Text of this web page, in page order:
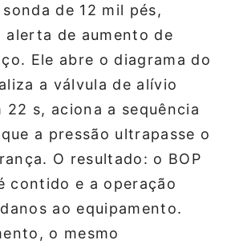
de 12 mil pés,
alerta de aumento de
Ele abre o diagrama do
a válvula de alívio
22 s, aciona a sequência
a pressão ultrapasse o
O resultado: o BOP
contido e a operação
ao equipamento.
o mesmo